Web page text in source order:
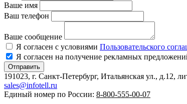
Ваше имя
Ваш телефон
Ваше сообщение
Я согласен с условиями Пользовательского
Я согласен на получение рекламных
Отправить
191023, г. Санкт-Петербург, Итальянская ул., д.12,
sales@infotell.ru
Единый номер по России: 8-800-555-00-07